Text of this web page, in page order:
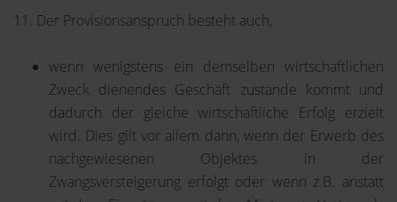
11. Der Provisionsanspruch besteht auch,
wenn wenigstens ein demselben wirtschaftlichen
Zweck dienendes Geschäft zustande kommt und
dadurch der gleiche wirtschaftliche Erfolg erzielt
wird. Dies gilt vor allem dann, wenn der Erwerb des
nachgewiesenen Objektes in der
Zwangsversteigerung erfolgt oder wenn z.B. anstatt